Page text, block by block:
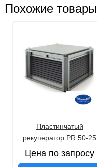
Похожие товары
Пластинчатый
рекуператор PR 50-25
Цена по запросу